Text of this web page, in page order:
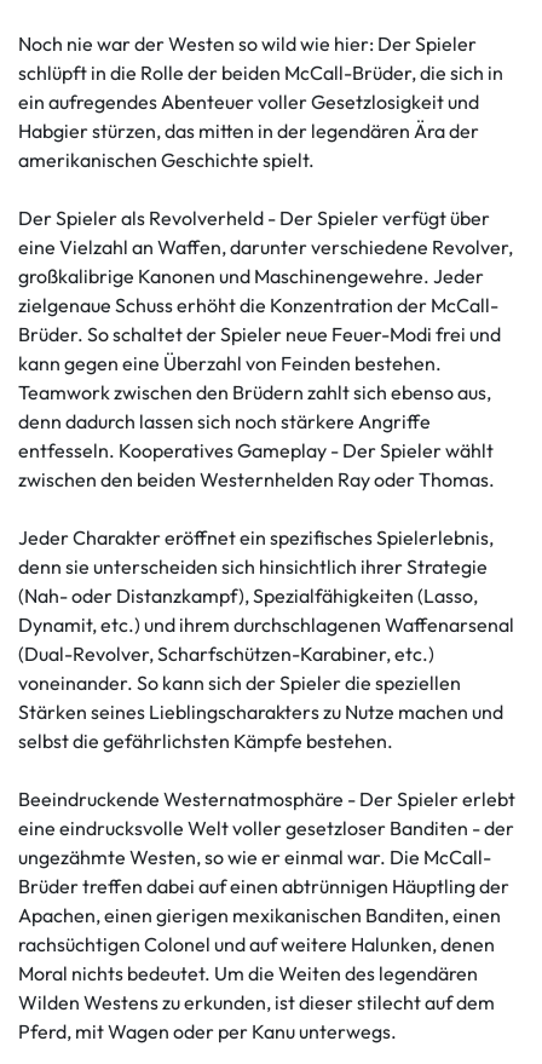
Noch nie war der Westen so wild wie hier: Der Spieler
schlüpft in die Rolle der beiden McCall-Brüder, die sich in
ein aufregendes Abenteuer voller Gesetzlosigkeit und
Habgier stürzen, das mitten in der legendären Ära der
amerikanischen Geschichte spielt.
Der Spieler als Revolverheld - Der Spieler verfügt über
eine Vielzahl an Waffen, darunter verschiedene Revolver,
großkalibrige Kanonen und Maschinengewehre. Jeder
zielgenaue Schuss erhöht die Konzentration der McCall-
Brüder. So schaltet der Spieler neue Feuer-Modi frei und
kann gegen eine Überzahl von Feinden bestehen.
Teamwork zwischen den Brüdern zahlt sich ebenso aus,
denn dadurch lassen sich noch stärkere Angriffe
entfesseln. Kooperatives Gameplay - Der Spieler wählt
zwischen den beiden Westernhelden Ray oder Thomas.
Jeder Charakter eröffnet ein spezifisches Spielerlebnis,
denn sie unterscheiden sich hinsichtlich ihrer Strategie
(Nah- oder Distanzkampf), Spezialfähigkeiten (Lasso,
Dynamit, etc.) und ihrem durchschlagenen Waffenarsenal
(Dual-Revolver, Scharfschützen-Karabiner, etc.)
voneinander. So kann sich der Spieler die speziellen
Stärken seines Lieblingscharakters zu Nutze machen und
selbst die gefährlichsten Kämpfe bestehen.
Beeindruckende Westernatmosphäre - Der Spieler erlebt
eine eindrucksvolle Welt voller gesetzloser Banditen - der
ungezähmte Westen, so wie er einmal war. Die McCall-
Brüder treffen dabei auf einen abtrünnigen Häuptling der
Apachen, einen gierigen mexikanischen Banditen, einen
rachsüchtigen Colonel und auf weitere Halunken, denen
Moral nichts bedeutet. Um die Weiten des legendären
Wilden Westens zu erkunden, ist dieser stilecht auf dem
Pferd, mit Wagen oder per Kanu unterwegs.